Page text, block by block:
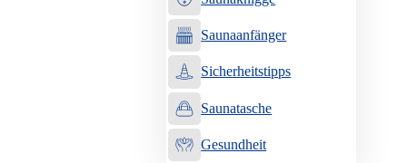
Saunaanfänger
Sicherheitstipps
Saunatasche
Gesundheit